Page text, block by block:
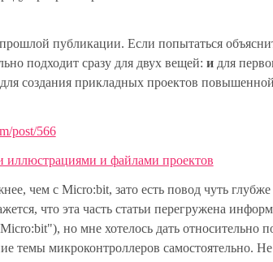
публикации. Если попытаться
подходит сразу для двух вещей:и для
для создания прикладных проектов повышенной
post/566
иллюстрациями и файлами проектов
чем с Micro:bit, зато есть повод чуть глубже
что эта часть статьи перегружена
но мне хотелось дать относительно
темы микроконтроллеров самостоятельно. Не